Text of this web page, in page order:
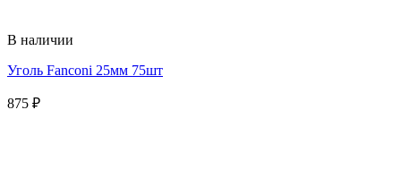
В наличии
Уголь Fanconi 25мм 75шт
875 ₽